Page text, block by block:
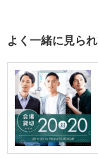
よく一緒に見ら